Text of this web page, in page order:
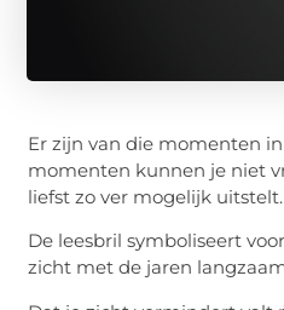
Er zijn van die momenten
momenten kunnen je niet
liefst zo ver mogelijk uitstelt.
De leesbril symboliseert
zicht met de jaren